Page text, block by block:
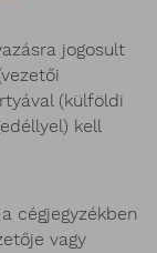
jogosult
(külföldi
kell
cégjegyzékben
vagy